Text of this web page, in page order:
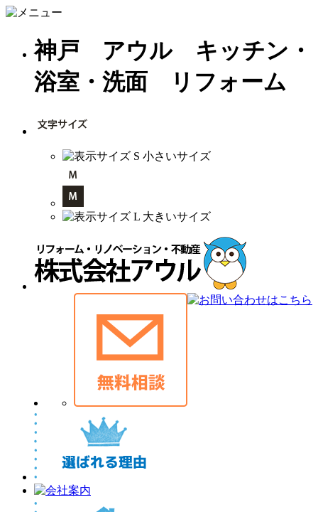
神戸 アウル キッチン・
浴室・洗面 リフォーム